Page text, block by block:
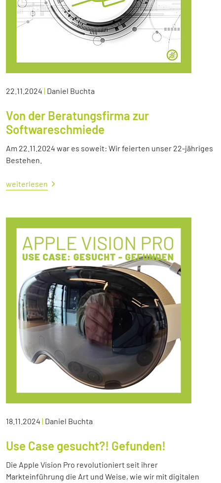
22.11.2024 | Daniel Buchta
Von der Beratungsfirma zur
Softwareschmiede
Am 22.11.2024 war es soweit: Wir feierten unser 22-jähriges
Bestehen.
weiterlesen
18.11.2024 | Daniel Buchta
Use Case gesucht?! Gefunden!
Die Apple Vision Pro revolutioniert seit ihrer
Markteinführung die Art und Weise, wie wir mit digitalen